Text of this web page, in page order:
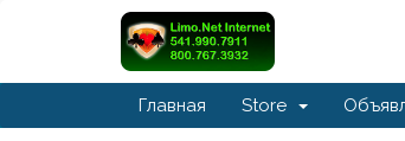
Главная Store